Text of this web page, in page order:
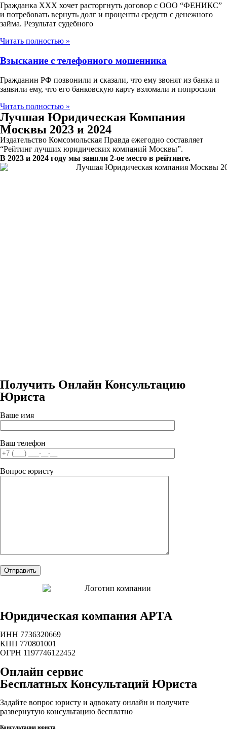
Гражданка ХХХ хочет расторгнуть договор с ООО “ФЕНИКС”
и потребовать вернуть долг и проценты средств с денежного
займа. Результат судебного
Читать полностью »
Взыскание с телефонного мошенника
Гражданин РФ позвонили и сказали, что ему звонят из банка и
заявили ему, что его банковскую карту взломали и попросили
Читать полностью »
Лучшая Юридическая Компания
Москвы 2023 и 2024
Издательство Комсомольская Правда ежегодно составляет
“Рейтинг лучших юридических компаний Москвы”.
В 2023 и 2024 году мы заняли 2-ое место в рейтинге.
Получить Онлайн Консультацию
Юриста
Ваше имя
Ваш телефон
Вопрос юристу
Юридическая компания АРТА
ИНН 7736320669
КПП 770801001
ОГРН 1197746122452
Онлайн сервис
Бесплатных Консультаций Юриста
Задайте вопрос юристу и адвокату онлайн и получите
развернутую консультацию бесплатно
Консультация юриста